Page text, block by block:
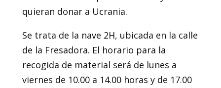
quieran donar a Ucrania.
Se trata de la nave 2H, ubicada en la calle
de la Fresadora. El horario para la
recogida de material será de lunes a
viernes de 10.00 a 14.00 horas y de 17.00